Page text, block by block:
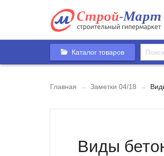
Каталог товаров
Главная → Заметки 04/18 →
Виды